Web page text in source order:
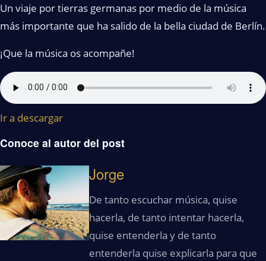
Un viaje por tierras germanas por medio de la música
más importante que ha salido de la bella ciudad de Berlín.
¡Que la música os acompañe!
Ir a descargar
Conoce al autor del post
Jorge
De tanto escuchar música, quise
hacerla, de tanto intentar hacerla,
quise entenderla y de tanto
entenderla quise explicarla para que